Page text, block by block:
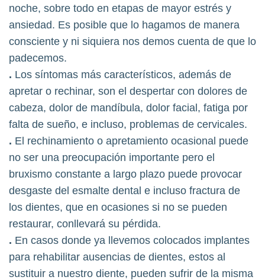
noche, sobre todo en etapas de mayor estrés y
ansiedad. Es posible que lo hagamos de manera
consciente y ni siquiera nos demos cuenta de que lo
padecemos.
. Los síntomas más característicos, además de
apretar o rechinar, son el despertar con dolores de
cabeza, dolor de mandíbula, dolor facial, fatiga por
falta de sueño, e incluso, problemas de cervicales.
. El rechinamiento o apretamiento ocasional puede
no ser una preocupación importante pero el
bruxismo constante a largo plazo puede provocar
desgaste del esmalte dental e incluso fractura de
los dientes, que en ocasiones si no se pueden
restaurar, conllevará su pérdida.
. En casos donde ya llevemos colocados implantes
para rehabilitar ausencias de dientes, estos al
sustituir a nuestro diente, pueden sufrir de la misma